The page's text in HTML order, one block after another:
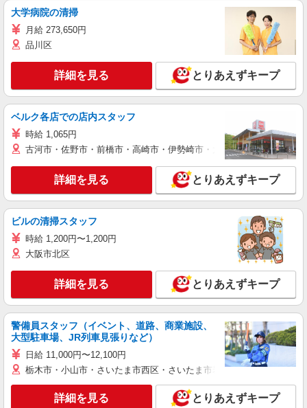
大学病院の清掃
月給 273,650円
品川区
詳細を見る とりあえずキープ
ベルク各店での店内スタッフ
時給 1,065円
古河市・佐野市・前橋市・高崎市・伊勢崎市・太田市・館林市・藤
詳細を見る とりあえずキープ
ビルの清掃スタッフ
時給 1,200円〜1,200円
大阪市北区
詳細を見る とりあえずキープ
警備員スタッフ（イベント、道路、商業施設、
大型駐車場、JR列車見張りなど）
日給 11,000円〜12,100円
栃木市・小山市・さいたま市西区・さいたま市岩槻区・久喜市・蓮田
詳細を見る とりあえずキープ